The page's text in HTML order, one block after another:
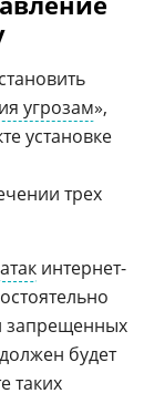
угрозам»,
установке
трех
атак интернет-
запрещенных
будет
таких